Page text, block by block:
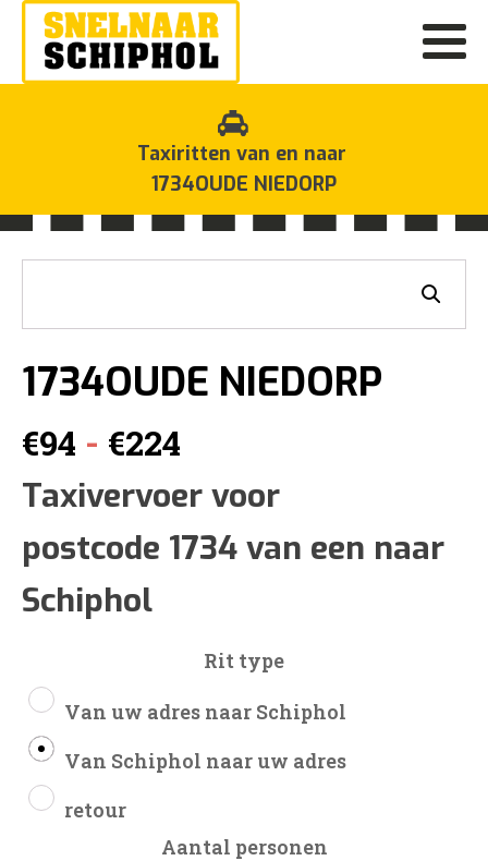
Taxiritten van en naar
1734OUDE NIEDORP
1734OUDE NIEDORP
€94 - €224
€94
tot
Taxivervoer voor
postcode 1734 van een naar
Schiphol
Rit type
Van uw adres naar Schiphol
Van Schiphol naar uw adres
retour
Aantal personen